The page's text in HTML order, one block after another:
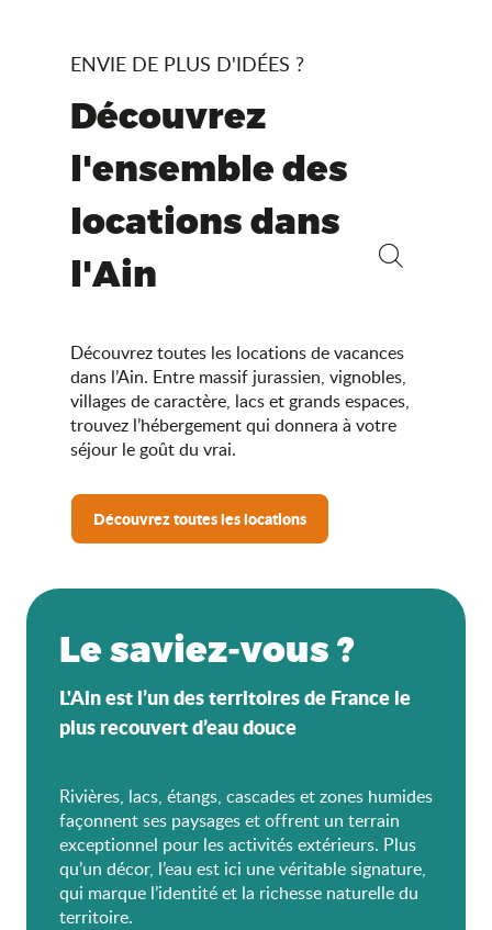
ENVIE DE PLUS D'IDÉES ?
Découvrez
l'ensemble des
locations dans
l'Ain
Découvrez toutes les locations de vacances
dans l’Ain. Entre massif jurassien, vignobles,
villages de caractère, lacs et grands espaces,
trouvez l’hébergement qui donnera à votre
séjour le goût du vrai.
Découvrez toutes les locations
Le saviez-vous ?
L'Ain est l’un des territoires de France le
plus recouvert d’eau douce
Rivières, lacs, étangs, cascades et zones humides
façonnent ses paysages et offrent un terrain
exceptionnel pour les activités extérieurs. Plus
qu’un décor, l’eau est ici une véritable signature,
qui marque l’identité et la richesse naturelle du
territoire.